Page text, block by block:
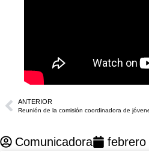
ANTERIOR
Reunión de la comisión coordinadora de
Comunicadora febrero